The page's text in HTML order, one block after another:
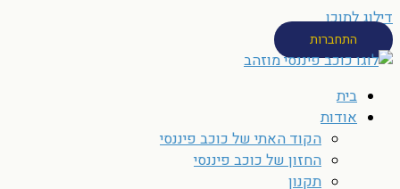
דילוג לתוכן
התחברות
בית
אודות
הקוד האתי של כוכב פיננסי
החזון של כוכב פיננסי
תקנון